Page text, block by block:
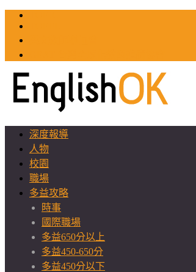
深度報導
人物
校園
職場
多益攻略
時事
國際職場
多益650分以上
多益450-650分
多益450分以下